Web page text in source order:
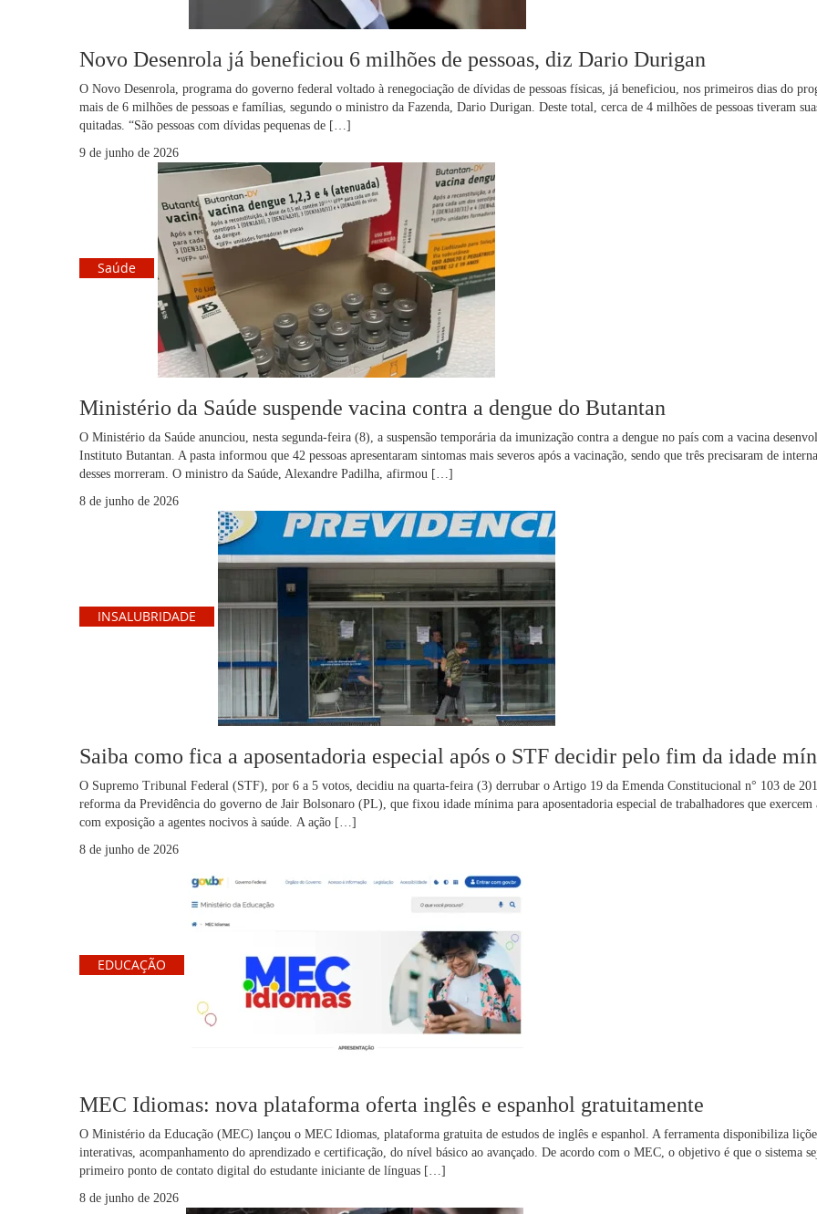
Novo Desenrola já beneficiou 6 milhões de pessoas, diz Dario Durigan
O Novo Desenrola, programa do governo federal voltado à renegociação de dívidas de pessoas físicas, já beneficiou, nos primeiros dias do
mais de 6 milhões de pessoas e famílias, segundo o ministro da Fazenda, Dario Durigan. Deste total, cerca de 4 milhões de pessoas tiveram
quitadas. “São pessoas com dívidas pequenas de […]
9 de junho de 2026
Saúde
Ministério da Saúde suspende vacina contra a dengue do Butantan
O Ministério da Saúde anunciou, nesta segunda-feira (8), a suspensão temporária da imunização contra a dengue no país com a vacina
Instituto Butantan. A pasta informou que 42 pessoas apresentaram sintomas mais severos após a vacinação, sendo que três precisaram de
desses morreram. O ministro da Saúde, Alexandre Padilha, afirmou […]
8 de junho de 2026
INSALUBRIDADE
Saiba como fica a aposentadoria especial após o STF decidir pelo fim da idade
O Supremo Tribunal Federal (STF), por 6 a 5 votos, decidiu na quarta-feira (3) derrubar o Artigo 19 da Emenda Constitucional n° 103 de
reforma da Previdência do governo de Jair Bolsonaro (PL), que fixou idade mínima para aposentadoria especial de trabalhadores que exercem
com exposição a agentes nocivos à saúde. A ação […]
8 de junho de 2026
EDUCAÇÃO
MEC Idiomas: nova plataforma oferta inglês e espanhol gratuitamente
O Ministério da Educação (MEC) lançou o MEC Idiomas, plataforma gratuita de estudos de inglês e espanhol. A ferramenta disponibiliza
interativas, acompanhamento do aprendizado e certificação, do nível básico ao avançado. De acordo com o MEC, o objetivo é que o sistema
primeiro ponto de contato digital do estudante iniciante de línguas […]
8 de junho de 2026